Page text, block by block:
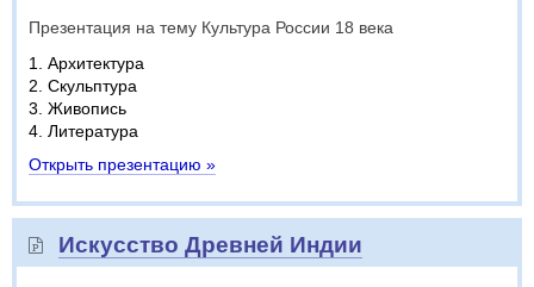
Презентация на тему Культура России 18 века
1. Архитектура
2. Скульптура
3. Живопись
4. Литература
Открыть презентацию »
Искусство Древней Индии